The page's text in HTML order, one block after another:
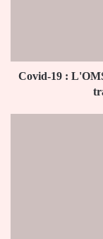
découverte
d'un
Covid-19 :